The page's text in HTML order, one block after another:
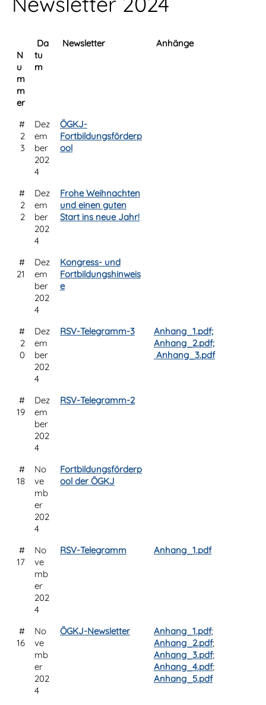
N
u
m
m
er
Da
tu
m
Newsletter Anhänge
#
2
3
Dez
em
ber
202
4
ÖGKJ-
Fortbildungsförderp
ool
#
2
2
Dez
em
ber
202
4
Frohe Weihnachten
und einen guten
Start ins neue Jahr!
#
21
Dez
em
ber
202
4
Kongress- und
Fortbildungshinweis
e
#
2
0
Dez
em
ber
202
4
RSV-Telegramm-3
Anhang_1.pdf;
Anhang_2.pdf;
Anhang_3.pdf
#
19
Dez
em
ber
202
4
RSV-Telegramm-2
#
18
No
ve
mb
er
202
4
Fortbildungsförderp
ool der ÖGKJ
#
17
No
ve
mb
er
202
4
RSV-Telegramm Anhang_1.pdf
#
16
No
ve
mb
er
202
4
ÖGKJ-Newsletter Anhang_1.pdf;
Anhang_2.pdf;
Anhang_3.pdf;
Anhang_4.pdf;
Anhang_5.pdf